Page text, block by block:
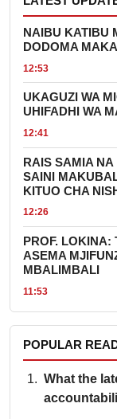
NAIBU KATIBU
DODOMA
12:53
UKAGUZI WA
UHIFADHI WA
12:41
RAIS SAMIA NA
SAINI
KITUO CHA
12:26
PROF.
ASEMA
MBALIMBALI
11:53
POPULAR
What the